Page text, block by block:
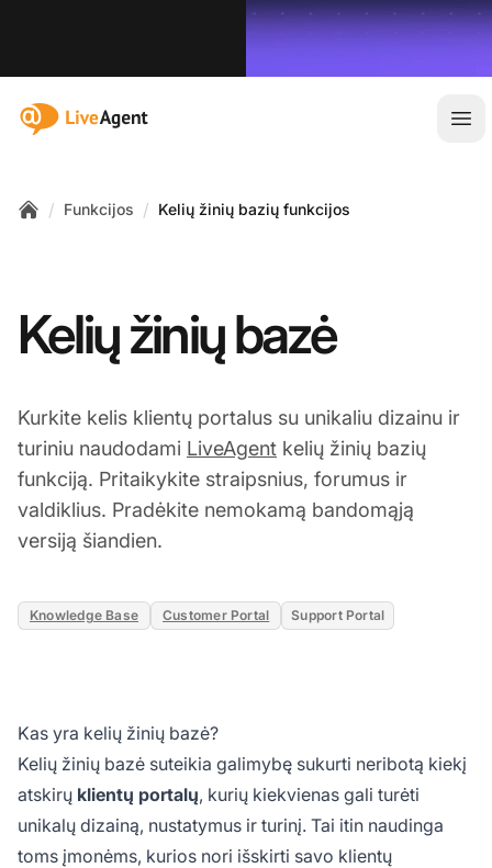
:site.title
/ Funkcijos / Kelių žinių bazių funkcijos
Kelių žinių bazė
Kurkite kelis klientų portalus su unikaliu dizainu ir
turiniu naudodami LiveAgent kelių žinių bazių
funkciją. Pritaikykite straipsnius, forumus ir
valdiklius. Pradėkite nemokamą bandomąją
versiją šiandien.
Knowledge Base Customer Portal Support Portal
Kas yra kelių žinių bazė?
Kelių žinių bazė suteikia galimybę sukurti neribotą kiekį
atskirų klientų portalų, kurių kiekvienas gali turėti
unikalų dizainą, nustatymus ir turinį. Tai itin naudinga
toms įmonėms, kurios nori išskirti savo klientų